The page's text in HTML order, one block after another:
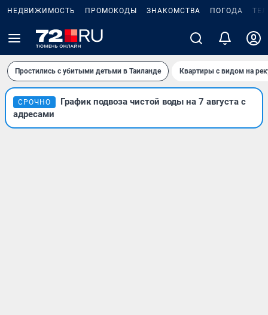
НЕДВИЖИМОСТЬ ПРОМОКОДЫ ЗНАКОМСТВА ПОГОДА
Простились с убитыми детьми в Таиланде Квартиры с видом на
СРОЧНО
График подвоза чистой воды на 7 августа с
адресами